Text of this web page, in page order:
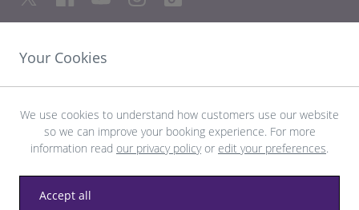
友情链接
探索希思罗机场
Your Cookies
We use cookies to understand how customers use our website
so we can improve your booking experience. For more
information read our privacy policyor edit your preferences.
Accept all